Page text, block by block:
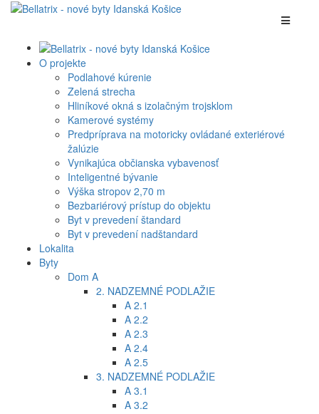
O projekte
Podlahové kúrenie
Zelená strecha
Hliníkové okná s izolačným trojsklom
Kamerové systémy
Predpríprava na motoricky ovládané exteriérové
žalúzie
Vynikajúca občianska vybavenosť
Inteligentné bývanie
Výška stropov 2,70 m
Bezbariérový prístup do objektu
Byt v prevedení štandard
Byt v prevedení nadštandard
Lokalita
Byty
Dom A
2. NADZEMNÉ PODLAŽIE
A 2.1
A 2.2
A 2.3
A 2.4
A 2.5
3. NADZEMNÉ PODLAŽIE
A 3.1
A 3.2